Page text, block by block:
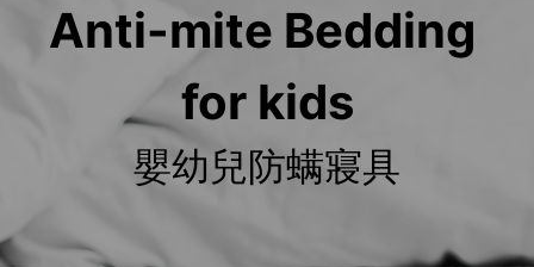
Anti-mite Bedding
for kids
嬰幼兒防螨寢具